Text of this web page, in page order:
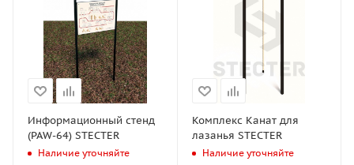
Информационный стенд
(PAW-64) STECTER
Наличие уточняйте
Комплекс Канат для
лазанья STECTER
Наличие уточняйте